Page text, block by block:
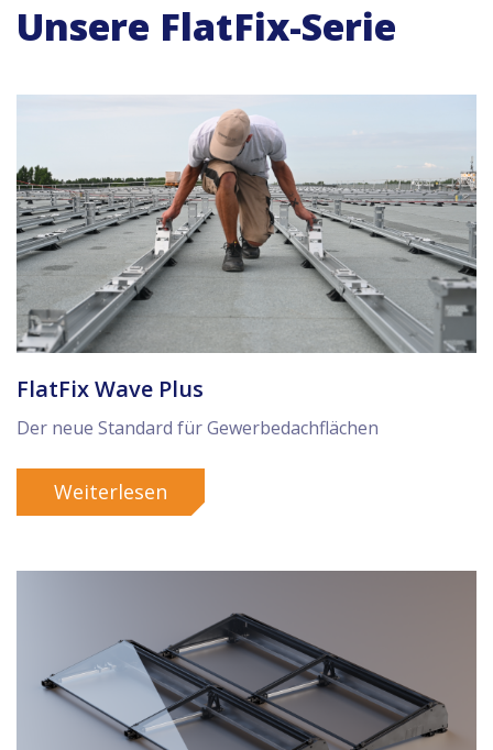
Unsere FlatFix-Serie
FlatFix Wave Plus
Der neue Standard für Gewerbedachflächen
Weiterlesen